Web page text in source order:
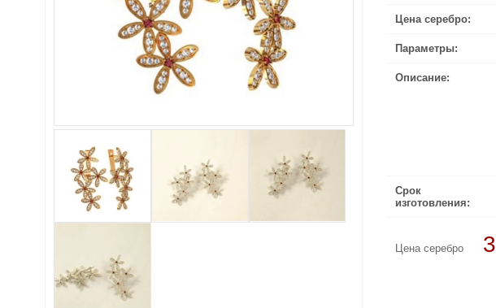
Цена серебро:
Параметры:
Описание:
Срок
изготовления:
Цена серебро
Размер
цвета),
, так же можно
Если Вы